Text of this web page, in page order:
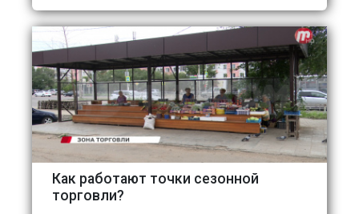
Как работают точки сезонной
торговли?